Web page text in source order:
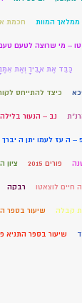
ממלאך המוות חכמת
טו – מי שרוצה לטעם
כַּבֵּד אֶת אָבִיךָ וְאֶת
כיצד להתייחס
נב – הנעור
פ – ה עז לעמו יתן ה
פורים 2015 ציון
חיים לוצאטו רבקה
קבלה שיעור בספר
שיעור בספר התניא